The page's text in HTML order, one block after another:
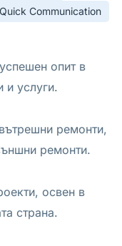
Quick Communication
опит в
и услуги.
ремонти,
ремонти.
освен в
страна.